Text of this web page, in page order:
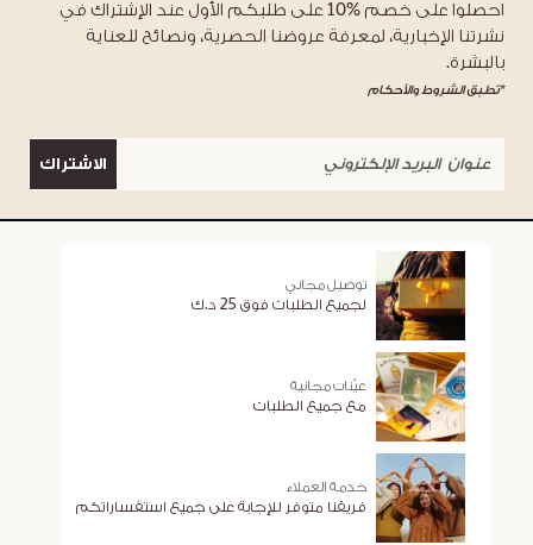
احصلوا على خصم %10 على طلبكم الأول عند الإشتراك في
نشرتنا الإخبارية، لمعرفة عروضنا الحصرية، ونصائح للعناية
بالبشرة.
*تطبق الشروط والأحكام
الاشتراك
توصيل مجاني
لجميع الطلبات فوق 25 د.ك
عيّنات مجانية
مع جميع الطلبات
خدمة العملاء
فريقنا متوفر للإجابة على جميع استفساراتكم